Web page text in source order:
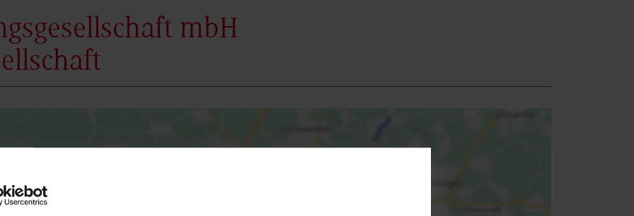
mbH
Aktivierung der Karte werden Daten automatisiert an Google Maps übertragen.